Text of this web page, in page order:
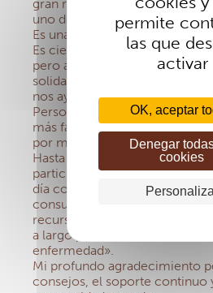
permite
las que
activar
OK, aceptar
Denegar
cookies
gran respeto mostrado hacia
uno de nuestros los miembros
Es una ayuda para acceder a
Es cierto que el reembolso no
pero ayuda a reducir los
solidaridad, puesto que hasta
nos ayudan mucho.
Personalmente, y según mi
más fácil ser miembro, y a
por mucho tiempo.
Hasta ahora, he podido
participa de la misma
día con los apóstoles. Sana a
consuela la ansiedad que
recursos, en especial cuando
a largo plazo como el caso de
enfermedad».
Mi profundo agradecimiento
consejos, el soporte continuo